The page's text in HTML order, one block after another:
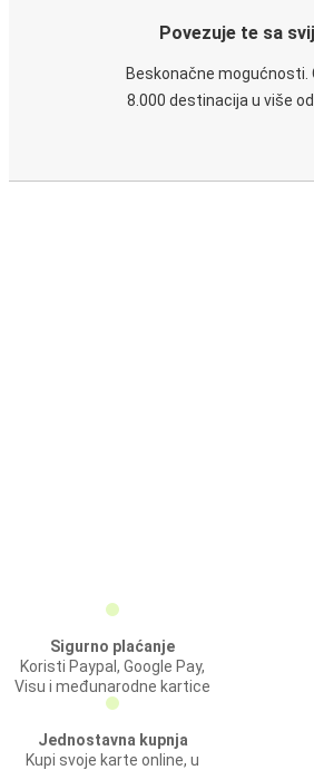
Povezuje te sa
Beskonačne mogućnosti.
8.000 destinacija u više
Sigurno plaćanje
Koristi Paypal, Google Pay,
Visu i međunarodne kartice
Jednostavna kupnja
Kupi svoje karte online, u